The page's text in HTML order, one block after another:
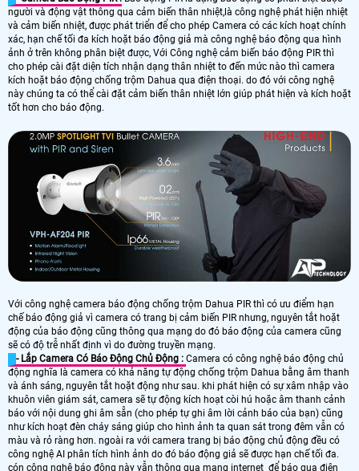
người và động vật thông qua cảm biến thân nhiệt,là công nghệ phát hiện nhiệt
và cảm biến nhiệt, được phát triển để cho phép Camera có các kích hoạt chính
xác, hạn chế tối đa kích hoặt báo động giả mà công nghệ báo động qua hình
ảnh ở trên không phân biệt được, Với Công nghệ cảm biến báo động PIR thì
cho phép cài đặt diện tích nhận dạng thân nhiệt to đến mức nào thì camera
kích hoặt báo động chống trộm Dahua qua điện thoại. do đó với công nghệ
này chúng ta có thể cài đặt cảm biến thân nhiệt lớn giúp phát hiện và kích hoặt
tốt hơn cho báo động.
Với công nghệ camera báo động chống trộm Dahua PIR thì có ưu điểm hạn
chế báo động giả vì camera có trang bị cảm biến PIR nhưng, nguyên tắt hoặt
động của báo động cũng thông qua mạng do đó báo động của camera cũng
sẽ có độ trễ nhất định vì do đường truyền mạng.
- Lắp Camera Có Báo Động Chủ Động : Camera có công nghệ báo động chủ
động nghĩa là camera có khả năng tự động chống trộm Dahua bằng âm thanh
và ánh sáng, nguyên tắt hoặt động như sau. khi phát hiện có sự xâm nhập vào
khuôn viên giám sát, camera sẽ tự động kích hoạt còi hú hoặc âm thanh cảnh
báo với nội dung ghi âm sẵn (cho phép tự ghi âm lời cảnh báo của bạn) cũng
như kích hoạt đèn cháy sáng giúp cho hình ảnh ta quan sát trong đêm vẫn có
màu và rỏ ràng hơn. ngoài ra với camera trang bị báo động chủ động đều có
công nghệ AI phân tích hình ảnh do đó báo động giả sẽ được hạn chế tối đa.
cón công nghệ báo động này vẫn thông qua mạng internet để báo qua điện